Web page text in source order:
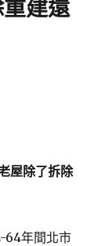
建還
屋除了拆除
64年間北市